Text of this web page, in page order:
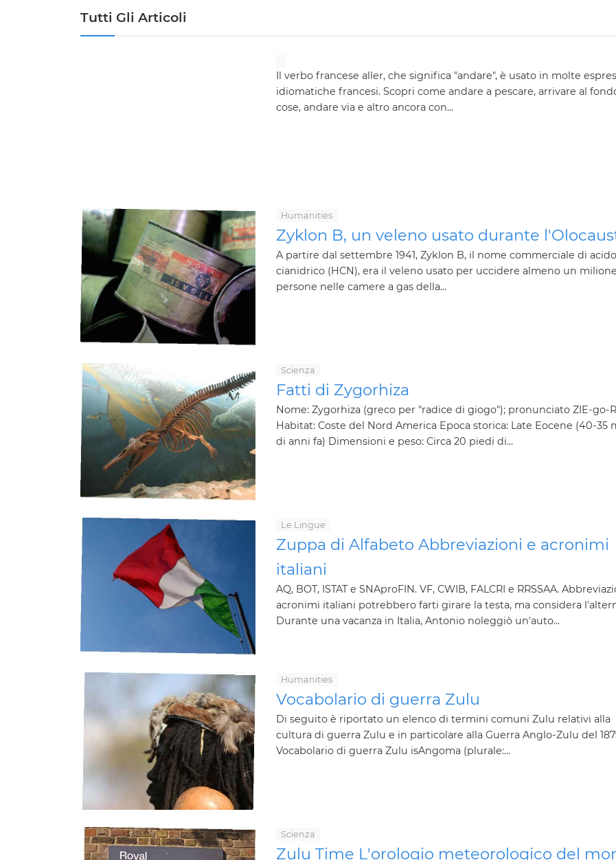
Tutti Gli Articoli
Il verbo francese aller, che significa "andare", è usato in molte
idiomatiche francesi. Scopri come andare a pescare, arrivare al
cose, andare via e altro ancora con...
Humanities
Zyklon B, un veleno usato durante
A partire dal settembre 1941, Zyklon B, il nome commerciale di acido
cianidrico (HCN), era il veleno usato per uccidere almeno un
persone nelle camere a gas della...
Scienza
Fatti di Zygorhiza
Nome: Zygorhiza (greco per "radice di giogo"); pronunciato ZIE-go-
Habitat: Coste del Nord America Epoca storica: Late Eocene (40-35
di anni fa) Dimensioni e peso: Circa 20 piedi di...
Le Lingue
Zuppa di Alfabeto Abbreviazioni e acronimi
italiani
AQ, BOT, ISTAT e SNAproFIN. VF, CWIB, FALCRI e RRSSAA.
acronimi italiani potrebbero farti girare la testa, ma considera
Durante una vacanza in Italia, Antonio noleggiò un'auto...
Humanities
Vocabolario di guerra Zulu
Di seguito è riportato un elenco di termini comuni Zulu relativi alla
cultura di guerra Zulu e in particolare alla Guerra Anglo-Zulu del
Vocabolario di guerra Zulu isAngoma (plurale:...
Scienza
Zulu Time L'orologio meteorologico del